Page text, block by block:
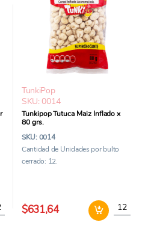
Palitos Clasicos x250gr cantidad
TunkiPop
SKU: 0014
Tunkipop Tutuca Maiz Inflado x
80 grs.
SKU: 0014
Cantidad de Unidades por bulto
cerrado: 12.
$631,64